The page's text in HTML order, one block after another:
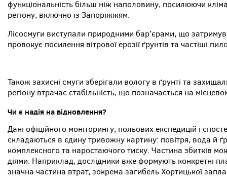
функціональність більш ніж наполовину, посилюючи
регіону, включно із Запоріжжям.
Лісосмуги виступали природними бар’єрами, що
провокує посилення вітрової ерозії ґрунтів та частіші
Також захисні смуги зберігали вологу в ґрунті та
регіону втрачає стабільність, що позначається на
Чи є надія на відновлення?
Дані офіційного моніторингу, польових експедицій і
складаються в єдину тривожну картину: повітря, вода й
комплексного та наростаючого тиску. Частина збитків
діями. Наприклад, дослідники вже формують конкретні
значна частина втрат, зокрема загибель Хортицької